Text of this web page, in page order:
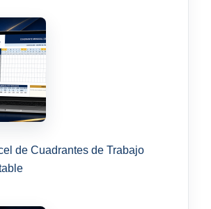
de Cuadrantes de Trabajo